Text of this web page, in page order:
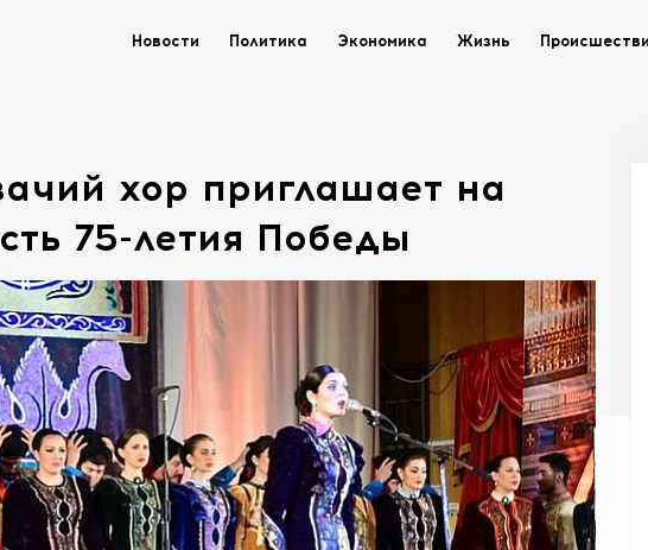
Новости Политика Экономика Жизнь
хор приглашает на
75-летия Победы